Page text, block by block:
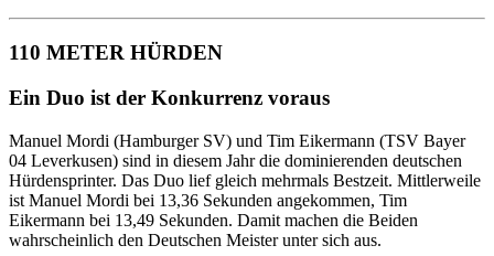
110 METER HÜRDEN
Ein Duo ist der Konkurrenz voraus
Manuel Mordi (Hamburger SV) und Tim Eikermann (TSV Bayer
04 Leverkusen) sind in diesem Jahr die dominierenden deutschen
Hürdensprinter. Das Duo lief gleich mehrmals Bestzeit. Mittlerweile
ist Manuel Mordi bei 13,36 Sekunden angekommen, Tim
Eikermann bei 13,49 Sekunden. Damit machen die Beiden
wahrscheinlich den Deutschen Meister unter sich aus.